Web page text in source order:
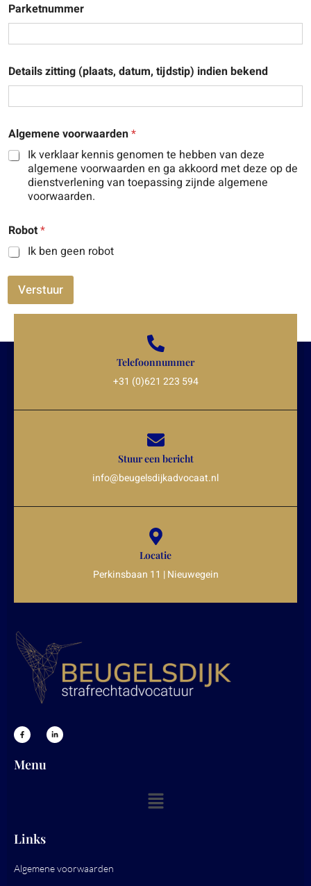
Parketnummer
Details zitting (plaats, datum, tijdstip) indien bekend
Algemene voorwaarden*
Ik verklaar kennis genomen te hebben van deze
algemene voorwaarden en ga akkoord met deze op de
dienstverlening van toepassing zijnde algemene
voorwaarden.
Robot*
Ik ben geen robot
Verstuur
Telefoonnummer
+31 (0)621 223 594
Stuur een bericht
info@beugelsdijkadvocaat.nl
Locatie
Perkinsbaan 11 | Nieuwegein
Menu
Links
Algemene voorwaarden